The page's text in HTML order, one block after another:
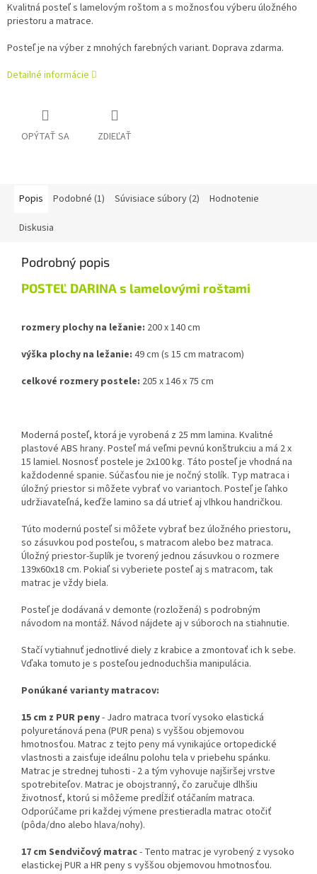
Kvalitná posteľ s lamelovým roštom a s možnosťou výberu úložného
priestoru a matrace.
Posteľ je na výber z mnohých farebných variant. Doprava zdarma.
Detailné informácie
OPÝTAŤ SA ZDIEĽAŤ
Popis Podobné (1) Súvisiace súbory (2) Hodnotenie
Diskusia
Podrobný popis
POSTEĽ DARINA s lamelovými roštami
rozmery plochy na ležanie: 200 x 140 cm
výška plochy na ležanie: 49 cm (s 15 cm matracom)
celkové rozmery postele: 205 x 146 x 75 cm
Moderná posteľ, ktorá je vyrobená z 25 mm lamina. Kvalitné
plastové ABS hrany. Posteľ má veľmi pevnú konštrukciu a má 2 x
15 lamiel. Nosnosť postele je 2x100 kg. Táto posteľ je vhodná na
každodenné spanie. Súčasťou nie je nočný stolík. Typ matraca i
úložný priestor si môžete vybrať vo variantoch. Posteľ je ľahko
udržiavateľná, keďže lamino sa dá utrieť aj vlhkou handričkou.
Túto modernú posteľ si môžete vybrať bez úložného priestoru,
so zásuvkou pod posteľou, s matracom alebo bez matraca.
Úložný priestor-šuplík je tvorený jednou zásuvkou o rozmere
139x60x18 cm. Pokiaľ si vyberiete posteľ aj s matracom, tak
matrac je vždy biela.
Posteľ je dodávaná v demonte (rozložená) s podrobným
návodom na montáž. Návod nájdete aj v súboroch na stiahnutie.
Stačí vytiahnuť jednotlivé diely z krabice a zmontovať ich k sebe.
Vďaka tomuto je s posteľou jednoduchšia manipulácia.
Ponúkané varianty matracov:
15 cm z PUR peny- Jadro matraca tvorí vysoko elastická
polyuretánová pena (PUR pena) s vyššou objemovou
hmotnosťou. Matrac z tejto peny má vynikajúce ortopedické
vlastnosti a zaisťuje ideálnu polohu tela v priebehu spánku.
Matrac je strednej tuhosti - 2 a tým vyhovuje najširšej vrstve
spotrebiteľov. Matrac je obojstranný, čo zaručuje dlhšiu
životnosť, ktorú si môžeme predĺžiť otáčaním matraca.
Odporúčame pri každej výmene prestieradla matrac otočiť
(pôda/dno alebo hlava/nohy).
17 cm Sendvičový matrac- Tento matrac je vyrobený z vysoko
elastickej PUR a HR peny s vyššou objemovou hmotnosťou.